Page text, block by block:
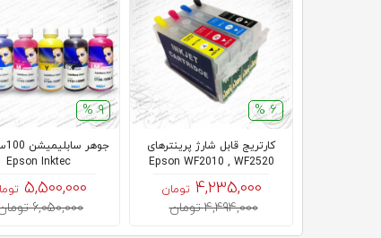
6 %
کارتریج قابل شارژ پرینترهای
Epson WF2010 , WF2520
4,235,000 تومان
4,494,000 تومان
9 %
Epson Inktec
5,500,000
6,050,000 تومان